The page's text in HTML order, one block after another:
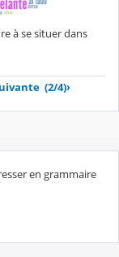
à se situer dans
(2/4)›
en grammaire